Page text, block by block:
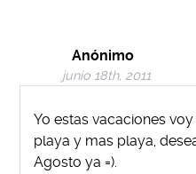
Anónimo
junio 18th, 2011
Yo estas vacaciones
playa y mas playa,
Agosto ya =).